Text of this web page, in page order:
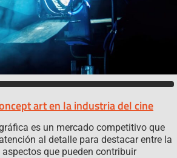
art en la industria del cine
es un mercado competitivo que
al detalle para destacar entre la
que pueden contribuir